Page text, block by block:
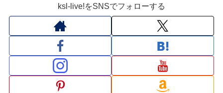
ksl-live!をSNSでフォローする